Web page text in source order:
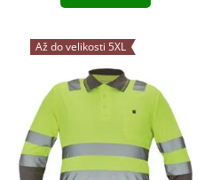
Až do velikosti 5XL